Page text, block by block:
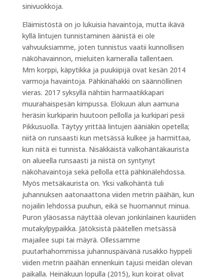
sinivuokkoja.
Eläimistöstä on jo lukuisia havaintoja, mutta ikävä
kyllä lintujen tunnistaminen äänistä ei ole
vahvuuksiamme, joten tunnistus vaatii kunnollisen
näköhavainnon, mieluiten kameralla tallentaen.
Mm korppi, käpytikka ja puukiipijä ovat kesän 2014
varmoja havaintoja. Pähkinähakki on säännöllinen
vieras. 2017 syksyllä nähtiin harmaatikkapari
muurahaispesän kimpussa. Elokuun alun aamuna
heräsin kurkiparin huutoon pellolla ja kurkipari pesii
Pikkusuolla. Täytyy yrittää lintujen ääniäkin opetella;
niitä on runsaasti kun metsässä kulkee ja harmittaa,
kun niitä ei tunnista. Nisäkkäistä valkohäntäkaurista
on alueella runsaasti ja niistä on syntynyt
näköhavaintoja sekä pellolla että pähkinälehdossa.
Myös metsäkaurista on. Yksi valkohäntä tuli
juhannuksen aatonaattona viiden metrin päähän, kun
nojailin lehdossa puuhun, eikä se huomannut minua.
Puron yläosassa näyttää olevan jonkinlainen kauriiden
mutakylpypaikka. Jätöksistä päätellen metsässä
majailee supi tai mäyrä. Ollessamme
puutarhahommissa juhannuspäivänä rusakko hyppeli
viiden metrin päähän ennenkuin tajusi meidän olevan
paikalla. Heinäkuun lopulla (2015), kun koirat olivat